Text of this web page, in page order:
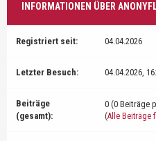
INFORMATIONEN ÜBER
Registriert seit: 04.04.2026
Letzter Besuch: 04.04.2026,
Beiträge
(gesamt):
0 (0 Beiträge
(Alle Beiträge